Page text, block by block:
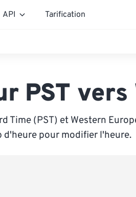
API Tarification
PST vers
Time (PST) et Western
d'heure pour modifier l'heure.